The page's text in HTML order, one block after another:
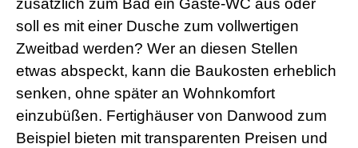
zusätzlich zum Bad ein Gäste-WC aus oder
soll es mit einer Dusche zum vollwertigen
Zweitbad werden? Wer an diesen Stellen
etwas abspeckt, kann die Baukosten erheblich
senken, ohne später an Wohnkomfort
einzubüßen. Fertighäuser von Danwood zum
Beispiel bieten mit transparenten Preisen und